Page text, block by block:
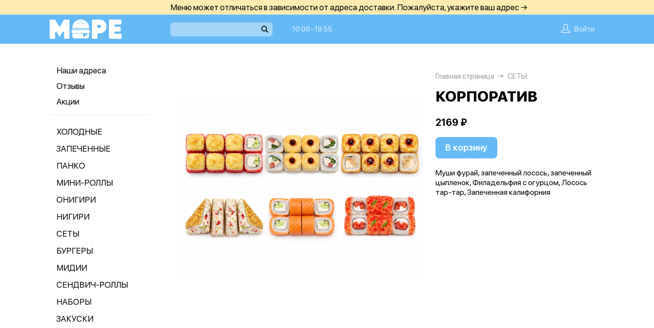
Меню может отличаться в зависимости от адреса доставки. Пожалуйста, укажите ваш адрес →
10:00−19:55 Войти
Наши адреса
Отзывы
Акции
ХОЛОДНЫЕ
ЗАПЕЧЕННЫЕ
ПАНКО
МИНИ-РОЛЛЫ
ОНИГИРИ
НИГИРИ
СЕТЫ
БУРГЕРЫ
МИДИИ
СЕНДВИЧ-РОЛЛЫ
НАБОРЫ
ЗАКУСКИ
Главная страница СЕТЫ
КОРПОРАТИВ
2169 ₽
В корзину
Муши фурай, запеченный лосось, запеченный
цыпленок, Филадельфия с огурцом, Лосось
тар-тар, Запеченная калифорния